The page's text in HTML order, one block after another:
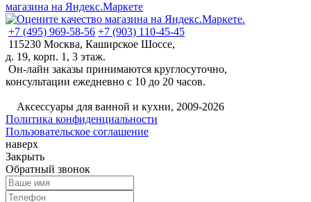
+7 (495) 969-58-56 +7 (903) 110-45-45
115230 Москва, Каширское Шоссе,
д. 19, корп. 1, 3 этаж.
Он-лайн заказы принимаются круглосуточно,
консультации ежедневно с 10 до 20 часов.
Аксессуары для ванной и кухни, 2009-2026
Политика конфиденциальности
Пользовательское соглашение
наверх
Закрыть
Обратный звонок